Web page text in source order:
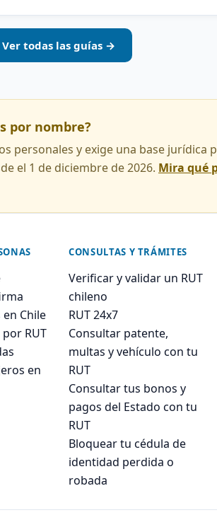
Ver todas las guías →
por nombre?
personales y exige una base jurídica
el 1 de diciembre de 2026. Mira qué
Chile
RUT
en
CONSULTAS Y TRÁMITES
Verificar y validar un RUT
chileno
RUT 24x7
Consultar patente,
multas y vehículo con tu
RUT
Consultar tus bonos y
pagos del Estado con tu
RUT
Bloquear tu cédula de
identidad perdida o
robada